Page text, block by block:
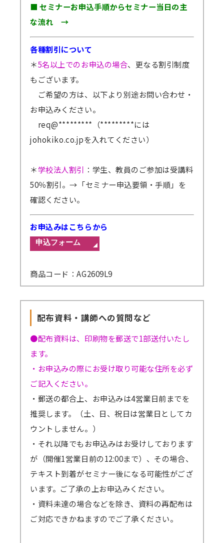
「チェックシート」作成
■ セミナーお申込手順からセミナー当日の主
な流れ →
各種割引について
＊5名以上でのお申込の場合、更なる割引制度
もございます。
ご希望の方は、以下より別途お問い合わせ・
お申込みください。
req@*********（*********には
johokiko.co.jpを入れてください）
＊学校法人割引 ：学生、教員のご参加は受講料
50％割引。→「セミナー申込要領・手順」を
確認ください。
お申込みはこちらから
商品コード：AG2609L9
配布資料・講師への質問など
●配布資料は、印刷物を郵送で1部送付いたし
ます。
・お申込みの際にお受け取り可能な住所を必ず
ご記入ください。
・郵送の都合上、お申込みは4営業日前までを
推奨します。（土、日、祝日は営業日としてカ
ウントしません。）
・それ以降でもお申込みはお受けしております
が（開催1営業日前の12:00まで）、その場合、
テキスト到着がセミナー後になる可能性がござ
います。ご了承の上お申込みください。
・資料未達の場合などを除き、資料の再配布は
ご対応できかねますのでご了承ください。